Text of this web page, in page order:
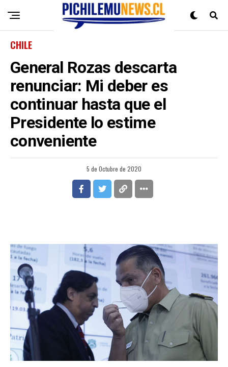
CHILE
General Rozas descarta
renunciar: Mi deber es
continuar hasta que el
Presidente lo estime
conveniente
5 de Octubre de 2020